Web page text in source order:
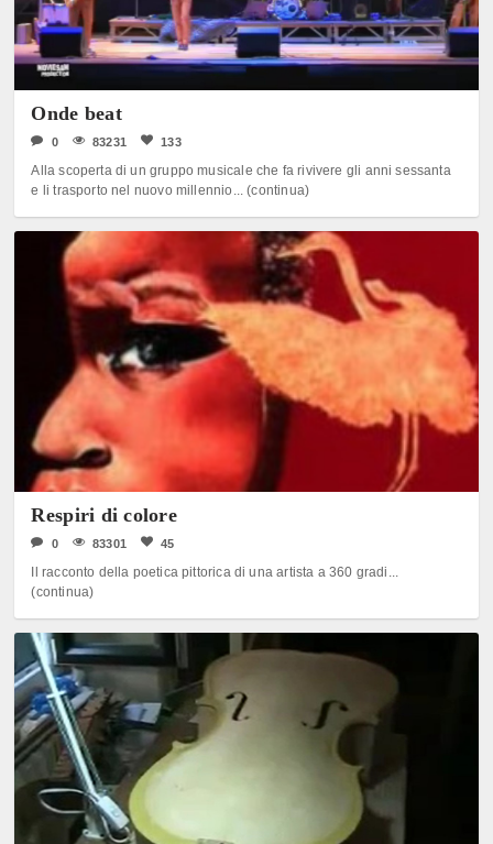
Onde beat
0 83231 133
Alla scoperta di un gruppo musicale che fa rivivere gli anni sessanta
e li trasporto nel nuovo millennio... (continua)
Respiri di colore
0 83301 45
Il racconto della poetica pittorica di una artista a 360 gradi...
(continua)